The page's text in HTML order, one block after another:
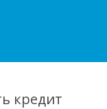
кредит